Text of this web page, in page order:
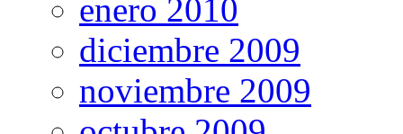
enero 2010
diciembre 2009
noviembre 2009